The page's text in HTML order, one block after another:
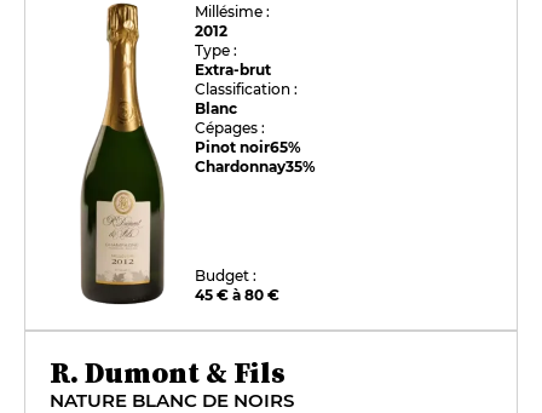
Millésime :
2012
Type :
Extra-brut
Classification :
Blanc
Cépages :
Pinot noir65%
Chardonnay35%
Budget :
45 € à 80 €
R. Dumont & Fils
NATURE BLANC DE NOIRS